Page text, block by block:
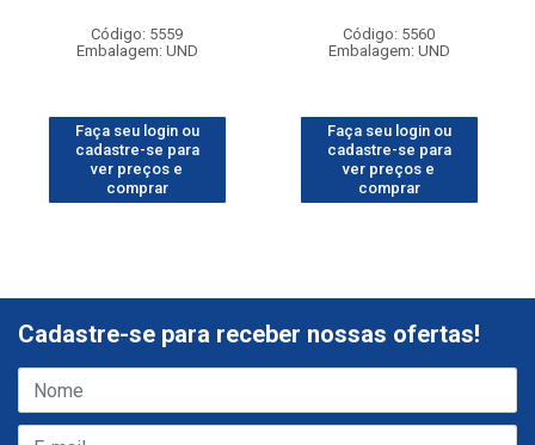
Código: 5559
Embalagem: UND
Faça seu login ou
cadastre-se para
ver preços e
comprar
Código: 5560
Embalagem: UND
Faça seu login ou
cadastre-se para
ver preços e
comprar
Cadastre-se para receber nossas ofertas!